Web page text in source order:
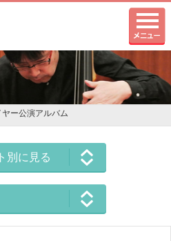
ー公演アルバム
別に見る